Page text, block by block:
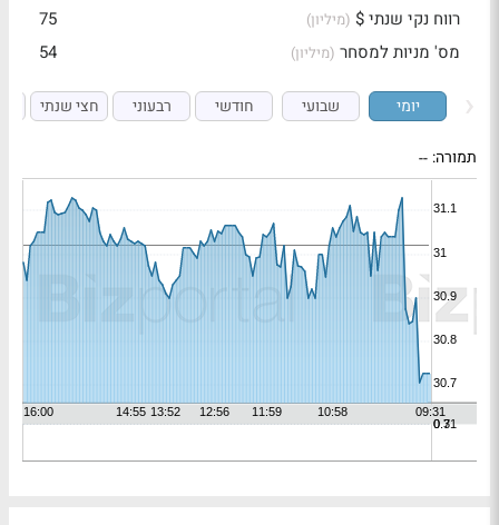
רווח נקי שנתי $ (מיליון)
75
מס' מניות למסחר (מיליון) 54
יומי שבועי חודשי רבעוני חצי שנתי
תמורה: --